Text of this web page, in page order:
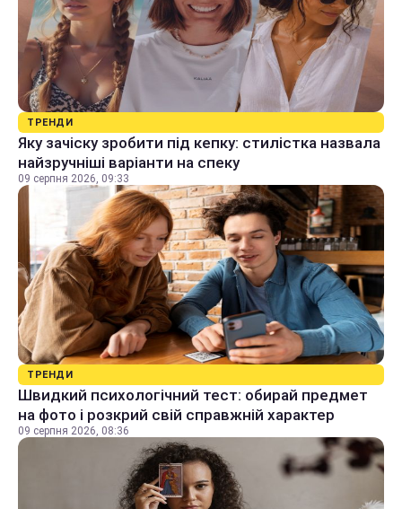
ТРЕНДИ
Яку зачіску зробити під кепку: стилістка назвала
найзручніші варіанти на спеку
09 серпня 2026, 09:33
ТРЕНДИ
Швидкий психологічний тест: обирай предмет
на фото і розкрий свій справжній характер
09 серпня 2026, 08:36